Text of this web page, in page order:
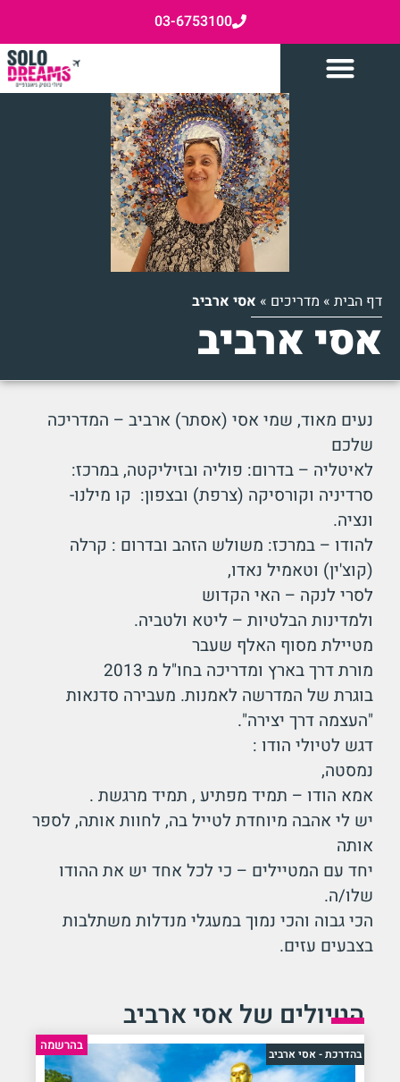
03-6753100
דף הבית » מדריכים » אסי ארביב
אסי ארביב
נעים מאוד, שמי אסי (אסתר) ארביב – המדריכה
שלכם
לאיטליה – בדרום: פוליה ובזיליקטה, במרכז:
סרדיניה וקורסיקה (צרפת) ובצפון: קו מילנו-
ונציה.
להודו – במרכז: משולש הזהב ובדרום : קרלה
(קוצ'ין) וטאמיל נאדו,
לסרי לנקה – האי הקדוש
ולמדינות הבלטיות – ליטא ולטביה.
מטיילת מסוף האלף שעבר
מורת דרך בארץ ומדריכה בחו"ל מ 2013
בוגרת של המדרשה לאמנות. מעבירה סדנאות
"העצמה דרך יצירה".
דגש לטיולי הודו :
נמסטה,
אמא הודו – תמיד מפתיע , תמיד מרגשת .
יש לי אהבה מיוחדת לטייל בה, לחוות אותה, לספר
אותה
יחד עם המטיילים – כי לכל אחד יש את ההודו
שלו/ה.
הכי גבוה והכי נמוך במעגלי מנדלות משתלבות
בצבעים עזים.
הטיולים של אסי ארביב
בהדרכת - אסי ארביב
בהרשמה